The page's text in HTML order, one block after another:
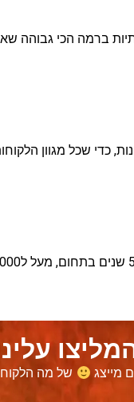
ברמה הכי גבוהה
כדי שכל מגוון
מייצג של מה